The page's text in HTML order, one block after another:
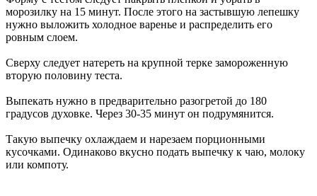
морозилку на 15 минут. После этого на застывшую лепешку
нужно выложить холодное варенье и распределить его
ровным слоем.
Сверху следует натереть на крупной терке замороженную
вторую половину теста.
Выпекать нужно в предварительно разогретой до 180
градусов духовке. Через 30-35 минут он подрумянится.
Такую выпечку охлаждаем и нарезаем порционными
кусочками. Одинаково вкусно подать выпечку к чаю, молоку
или компоту.